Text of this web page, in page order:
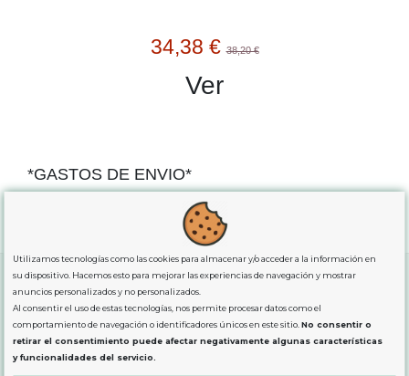
34,38 €38,20 €
Ver
*GASTOS DE ENVIO*
para compras superiores a 80€
exclusiva para la peninsula.
SOBRE NOSOTROS
LEGAL
Utilizamos tecnologías como las cookies para almacenar y/o acceder a la información en
su dispositivo. Hacemos esto para mejorar las experiencias de navegación y mostrar
anuncios personalizados y no personalizados.
Al consentir el uso de estas tecnologías, nos permite procesar datos como el
comportamiento de navegación o identificadores únicos en este sitio.No consentir o
retirar el consentimiento puede afectar negativamente algunas características
y funcionalidades del servicio.